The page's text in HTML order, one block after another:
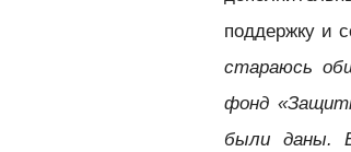
поддержку и
стараюсь
фонд
были даны.